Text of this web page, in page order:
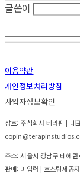
글쓴이
이용약관
개인정보처리방침
사업자정보확인
상호: 주식회사 테라핀 | 대
주소: 서울시 강남구 테헤
판매: 미입력 | 호스팅제공